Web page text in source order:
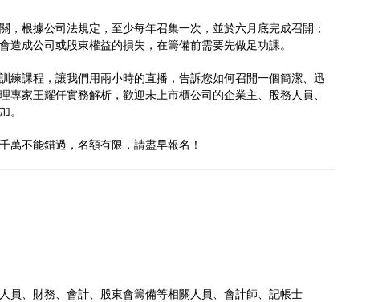
，根據公司法規定，至少每年召集一次，並於六月底完成召開；
成公司或股東權益的損失，在籌備前需要先做足功課。
練課程，讓我們用兩小時的直播，告訴您如何召開一個簡潔、迅
家王耀仟實務解析，歡迎未上市櫃公司的企業主、股務人員、
。
萬不能錯過，名額有限，請盡早報名！
員、財務、會計、股東會籌備等相關人員、會計師、記帳士